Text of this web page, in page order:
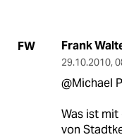
FW Frank
29.10.2010,
@Michael
Was ist mit
von